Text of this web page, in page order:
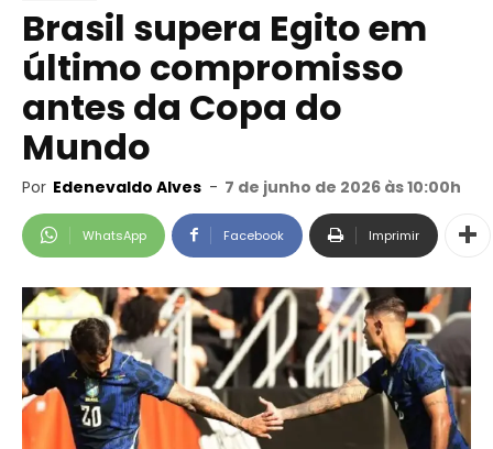
Brasil supera Egito em
último compromisso
antes da Copa do
Mundo
Por Edenevaldo Alves - 7 de junho de 2026 às 10:00h
WhatsApp Facebook Imprimir